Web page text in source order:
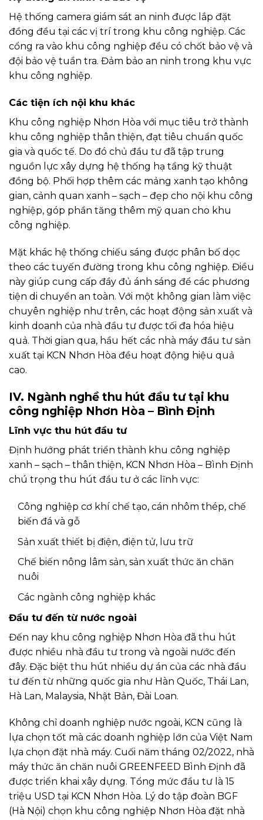
Hệ thống camera giám sát an ninh được lắp đặt
đồng đều tại các vị trí trong khu công nghiệp. Các
cổng ra vào khu công nghiệp đều có chốt bảo vệ và
đội bảo vệ tuần tra. Đảm bảo an ninh trong khu vực
khu công nghiệp.
Các tiện ích nội khu khác
Khu công nghiệp Nhơn Hòa với mục tiêu trở thành
khu công nghiệp thân thiện, đạt tiêu chuẩn quốc
gia và quốc tế. Do đó chủ đầu tư đã tập trung
nguồn lực xây dựng hệ thống hạ tầng kỹ thuật
đồng bộ. Phối hợp thêm các mảng xanh tạo không
gian, cảnh quan xanh – sạch – đẹp cho nội khu công
nghiệp, góp phần tăng thêm mỹ quan cho khu
công nghiệp.
Mặt khác hệ thống chiếu sáng được phân bố dọc
theo các tuyến đường trong khu công nghiệp. Điều
này giúp cung cấp đầy đủ ánh sáng để các phương
tiện di chuyển an toàn. Với một không gian làm việc
chuyên nghiệp như trên, các hoạt động sản xuất và
kinh doanh của nhà đầu tư được tối đa hóa hiệu
quả. Thời gian qua, hầu hết các nhà máy đầu tư sản
xuất tại KCN Nhơn Hòa đều hoạt động hiệu quả
cao.
IV. Ngành nghề thu hút đầu tư tại khu
công nghiệp Nhơn Hòa – Bình Định
Lĩnh vực thu hút đầu tư
Định hướng phát triển thành khu công nghiệp
xanh – sạch – thân thiện, KCN Nhơn Hòa – Bình Định
chú trọng thu hút đầu tư ở các lĩnh vực:
Công nghiệp cơ khí chế tạo, cán nhôm thép, chế
biến đá và gỗ
Sản xuất thiết bị điện, điện tử, lưu trữ
Chế biến nông lâm sản, sản xuất thức ăn chăn
nuôi
Các ngành công nghiệp khác
Đầu tư đến từ nước ngoài
Đến nay khu công nghiệp Nhơn Hòa đã thu hút
được nhiều nhà đầu tư trong và ngoài nước đến
đây. Đặc biệt thu hút nhiều dự án của các nhà đầu
tư đến từ những quốc gia như Hàn Quốc, Thái Lan,
Hà Lan, Malaysia, Nhật Bản, Đài Loan.
Không chỉ doanh nghiệp nước ngoài, KCN cũng là
lựa chọn tốt mà các doanh nghiệp lớn của Việt Nam
lựa chọn đặt nhà máy. Cuối năm tháng 02/2022, nhà
máy thức ăn chăn nuôi GREENFEED Bình Định đã
được triển khai xây dựng. Tổng mức đầu tư là 15
triệu USD tại KCN Nhơn Hòa. Lý do tập đoàn BGF
(Hà Nội) chọn khu công nghiệp Nhơn Hòa đặt nhà